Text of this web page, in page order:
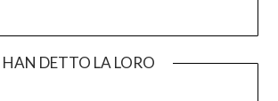
HAN DETTO LA LORO